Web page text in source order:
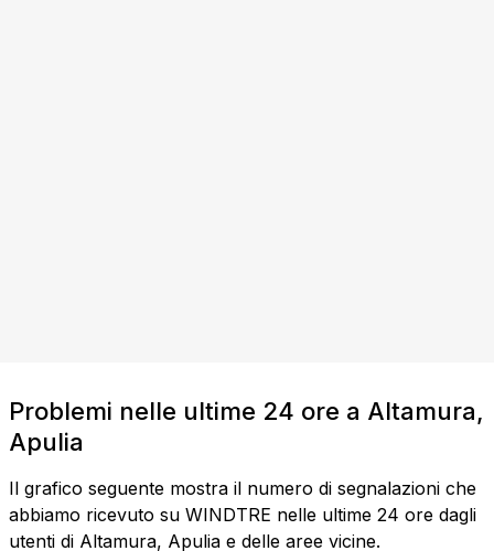
Problemi nelle ultime 24 ore a Altamura,
Apulia
Il grafico seguente mostra il numero di segnalazioni che
abbiamo ricevuto su WINDTRE nelle ultime 24 ore dagli
utenti di Altamura, Apulia e delle aree vicine.